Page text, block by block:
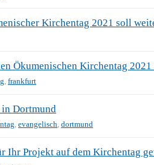
Kirchentag 2021 soll
Ökumenischen Kirchentag 2021
frankfurt
Dortmund
evangelisch dortmund
Ihr Projekt auf dem Kirchentag